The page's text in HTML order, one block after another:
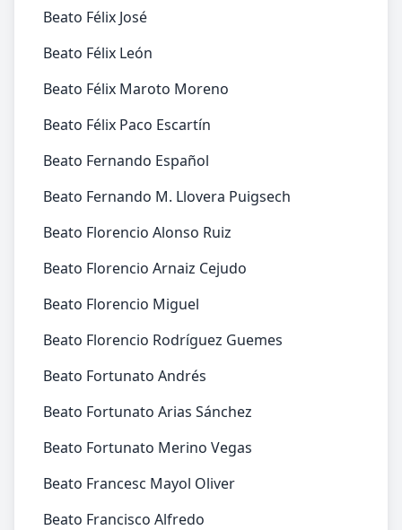
Beato Félix José
Beato Félix León
Beato Félix Maroto Moreno
Beato Félix Paco Escartín
Beato Fernando Español
Beato Fernando M. Llovera Puigsech
Beato Florencio Alonso Ruiz
Beato Florencio Arnaiz Cejudo
Beato Florencio Miguel
Beato Florencio Rodríguez Guemes
Beato Fortunato Andrés
Beato Fortunato Arias Sánchez
Beato Fortunato Merino Vegas
Beato Francesc Mayol Oliver
Beato Francisco Alfredo